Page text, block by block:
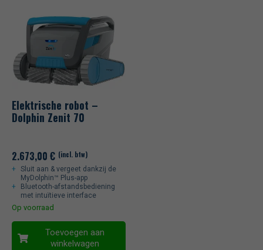
Elektrische robot –
Dolphin Zenit 70
2.673,00 € (incl. btw)
Sluit aan & vergeet dankzij de
MyDolphin™ Plus-app
Bluetooth-afstandsbediening
met intuïtieve interface
Op voorraad
Toevoegen aan
winkelwagen